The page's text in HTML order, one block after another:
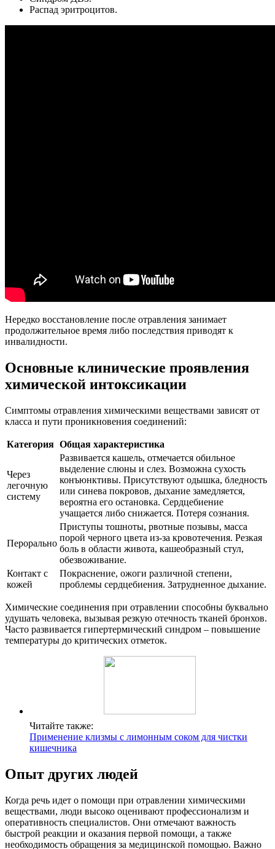
Распад эритроцитов.
Нередко восстановление после отравления занимает
продолжительное время либо последствия приводят к
инвалидности.
Основные клинические проявления
химической интоксикации
Симптомы отравления химическими веществами зависят от
класса и пути проникновения соединений:
Категория Общая характеристика
Через
легочную
систему
Развивается кашель, отмечается обильное
выделение слюны и слез. Возможна сухость
конъюнктивы. Присутствуют одышка, бледность
или синева покровов, дыхание замедляется,
вероятна его остановка. Сердцебиение
учащается либо снижается. Потеря сознания.
Перорально
Приступы тошноты, рвотные позывы, масса
порой черного цвета из-за кровотечения. Резкая
боль в области живота, кашеобразный стул,
обезвоживание.
Контакт с
кожей
Покраснение, ожоги различной степени,
проблемы сердцебиения. Затрудненное дыхание.
Химические соединения при отравлении способны буквально
удушать человека, вызывая резкую отечность тканей бронхов.
Часто развивается гипертермический синдром – повышение
температуры до критических отметок.
Читайте также:
Применение клизмы с лимонным соком для чистки
кишечника
Опыт других людей
Когда речь идет о помощи при отравлении химическими
веществами, люди высоко оценивают профессионализм и
оперативность специалистов. Они отмечают важность
быстрой реакции и оказания первой помощи, а также
необходимость обращения за медицинской помощью. Важно